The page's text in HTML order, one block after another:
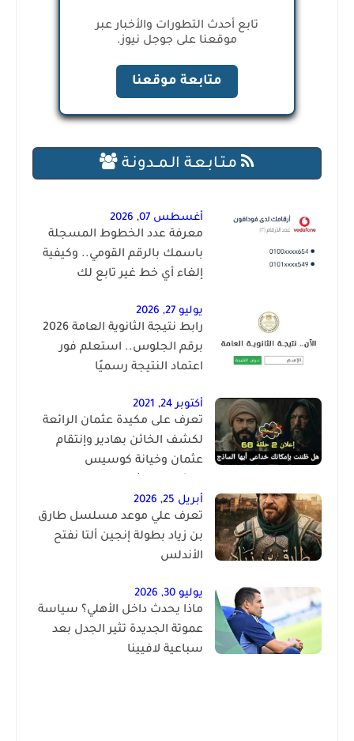
تابع أحدث التطورات والأخبار عبر
موقعنا على جوجل نيوز.
متابعة موقعنا
مـتـابـعـة الـمــدونـة
أغسطس 07, 2026
معرفة عدد الخطوط المسجلة
باسمك بالرقم القومي.. وكيفية
إلغاء أي خط غير تابع لك
يوليو 27, 2026
رابط نتيجة الثانوية العامة 2026
برقم الجلوس.. استعلم فور
اعتماد النتيجة رسميًا
أكتوبر 24, 2021
تعرف على مكيدة عثمان الرائعة
لكشف الخائن بهادير وإنتقام
عثمان وخيانة كوسيس
أبريل 25, 2026
تعرف علي موعد مسلسل طارق
بن زياد بطولة إنجين ألتا نفتح
الأندلس
يوليو 30, 2026
ماذا يحدث داخل الأهلي؟ سياسة
عموتة الجديدة تثير الجدل بعد
سباعية لافيينا